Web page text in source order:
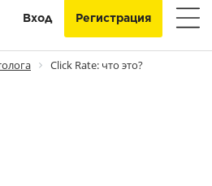
Вход Регистрация
Click Rate: что это?